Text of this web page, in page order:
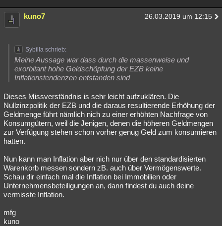
kuno7 26.03.2019 um 12:15
Sybilla schrieb:
Meine Aussage war dass durch die massenweise und
exorbitant hohe Geldschöpfung der EZB keine
Inflationstendenzen entstanden sind
Dieses Missverständnis is sehr leicht aufzuklären. Die
Nullzinzpolitik der EZB und die daraus resultierende Erhöhung der
Geldmenge führt nämlich nich zu einer erhöhten Nachfrage von
Konsumgütern, weil die Jenigen, denen die höheren Geldmengen
zur Verfügung stehen schon vorher genug Geld zum konsumieren
hatten.
Nun kann man Inflation aber nich nur über den standardisierten
Warenkorb messen sondern zB. auch über Vermögenswerte.
Schau dir einfach mal die Inflation bei Immobilien oder
Unternehmensbeteiligungen an, dann findest du auch deine
vermisste Inflation.
mfg
kuno